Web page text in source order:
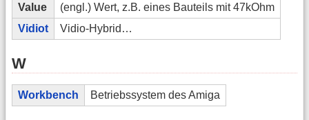
Value
(engl.) Wert, z.B. eines Bauteils mit 47kOhm
Vidiot
Vidio-Hybrid…
W
Workbench Betriebssystem des Amiga